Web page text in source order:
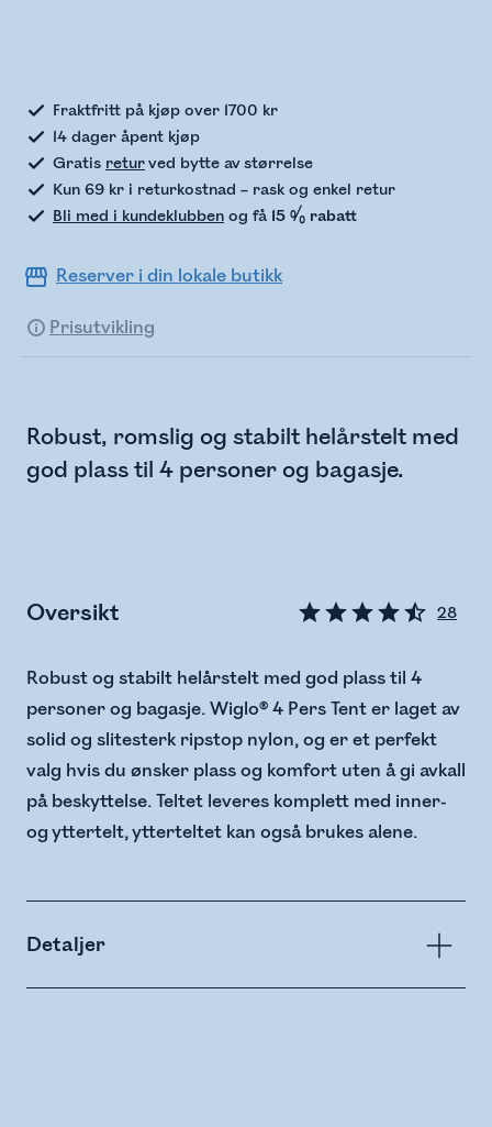
Fraktfritt på kjøp over 1700 kr
14 dager åpent kjøp
Gratis returved bytte av størrelse
Kun 69 kr i returkostnad – rask og enkel retur
Bli med i kundeklubben og få 15 % rabatt
Reserver i din lokale butikk
Prisutvikling
Robust, romslig og stabilt helårstelt med
god plass til 4 personer og bagasje.
Oversikt 28
Robust og stabilt helårstelt med god plass til 4
personer og bagasje. Wiglo® 4 Pers Tent er laget av
solid og slitesterk ripstop nylon, og er et perfekt
valg hvis du ønsker plass og komfort uten å gi avkall
på beskyttelse. Teltet leveres komplett med inner-
og yttertelt, ytterteltet kan også brukes alene.
Detaljer